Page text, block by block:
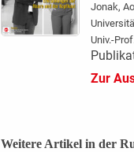
Jonak,
Univ.-
Zur
Weitere Artikel in der